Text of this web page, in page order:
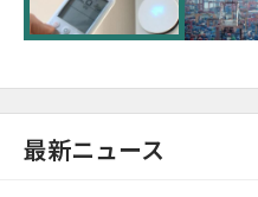
最新ニュース